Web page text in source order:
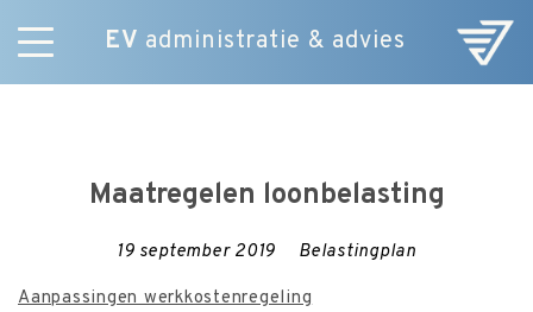
EV administratie & advies
Skip
Maatregelen loonbelasting
19 september 2019 Belastingplan
Aanpassingen werkkostenregeling